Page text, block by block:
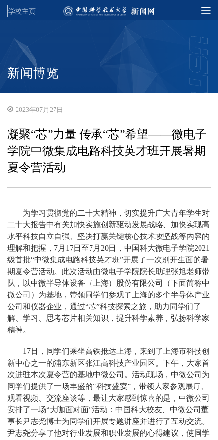
学校主页
新闻博览
2023年07月27日
凝聚“芯”力量 传承“芯”希望——微电子
学院中微集成电路科技英才班开展暑期
夏令营活动
为学习贯彻党的二十大精神，切实提升广大青年学生对
二十大报告中有关加快实施创新驱动发展战略、加快实现高
水平科技自立自强、坚决打赢关键核心技术攻坚战等内容的
理解和把握，7月17日至7月20日，中国科大微电子学院2021
级首批“中微集成电路科技英才班”开展了一次别开生面的暑
期夏令营活动。此次活动由微电子学院院长助理张旭老师带
队，以中微半导体设备（上海）股份有限公司（下面简称中
微公司）为基地，带领同学们参观了上海的多个半导体产业
公司和仪器企业，通过“芯”科技探索之旅，助力同学们了
解、学习、思考芯片相关知识，提升科学素养，弘扬科学家
精神。
17日，同学们乘坐高铁抵达上海，来到了上海市科技创
新中心之一的浦东新区张江高科技产业园区。下午，大家首
次进驻本次夏令营的基地中微公司。活动现场，中微公司为
同学们提供了一场丰盛的“科技盛宴”，带领大家参观展厅、
观看视频、交流座谈等，最让大家感到惊喜的是，中微公司
安排了一场“大咖面对面”活动：中国科大校友、中微公司董
事长尹志尧博士为同学们开展专题讲座并进行了互动交流。
尹志尧分享了他对行业发展和职业发展的心得建议，使同学